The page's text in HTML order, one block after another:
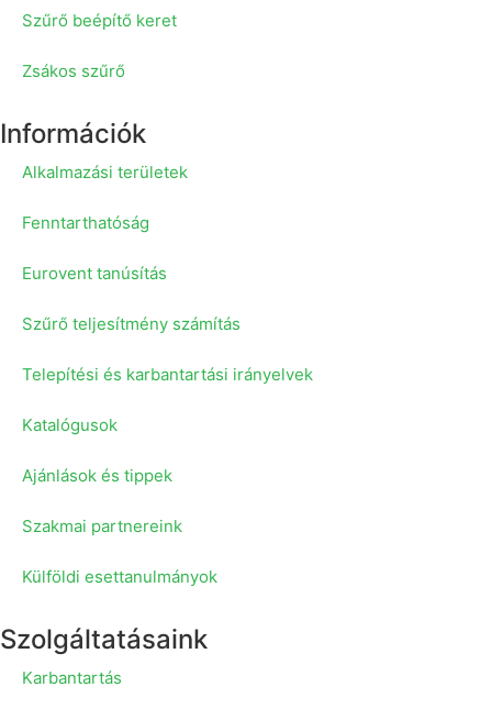
Szűrő beépítő keret
Zsákos szűrő
Információk
Alkalmazási területek
Fenntarthatóság
Eurovent tanúsítás
Szűrő teljesítmény számítás
Telepítési és karbantartási irányelvek
Katalógusok
Ajánlások és tippek
Szakmai partnereink
Külföldi esettanulmányok
Szolgáltatásaink
Karbantartás